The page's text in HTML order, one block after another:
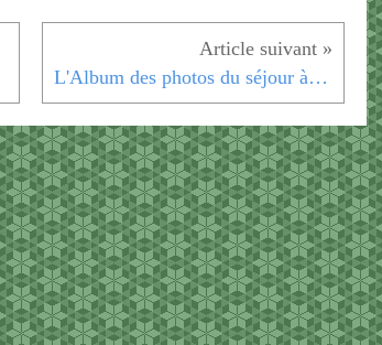
L'Album des photos du séjour à Rosas est visible maintenant